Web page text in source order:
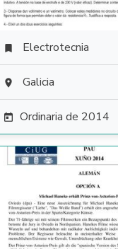
 Electrotecnia
 Galicia
 Ordinaria de 2014